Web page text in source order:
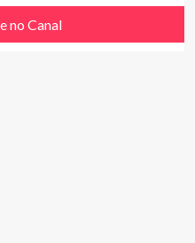
no Canal